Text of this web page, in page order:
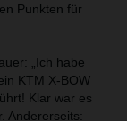
Punkten für
„Ich habe
KTM X-BOW
Klar war es
Andererseits: